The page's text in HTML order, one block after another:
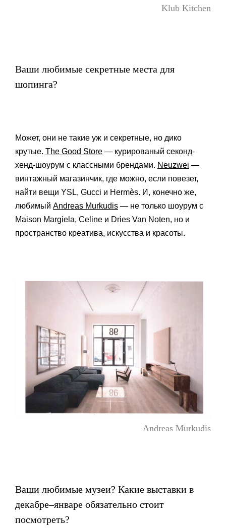
Klub Kitchen
Ваши любимые секретные места для
шопинга?
Может, они не такие уж и секретные, но дико
крутые. The Good Store — курированый секонд-
хенд-шоурум с классными брендами. Neuzwei —
винтажный магазинчик, где можно, если повезет,
найти вещи YSL, Gucci и Hermès. И, конечно же,
любимый Andreas Murkudis — не только шоурум с
Maison Margiela, Celine и Dries Van Noten, но и
пространство креатива, искусства и красоты.
Andreas Murkudis
Ваши любимые музеи? Какие выставки в
декабре–январе обязательно стоит
посмотреть?